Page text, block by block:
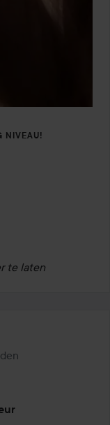
NIVEAU!
te laten
1 maand